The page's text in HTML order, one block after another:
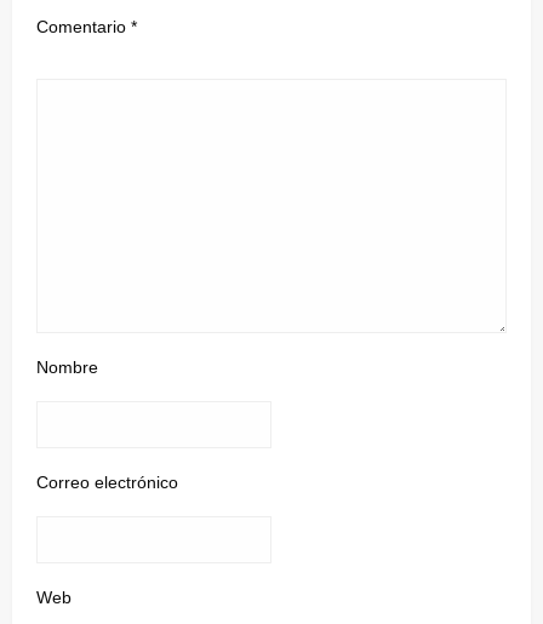
Comentario *
Nombre
Correo electrónico
Web